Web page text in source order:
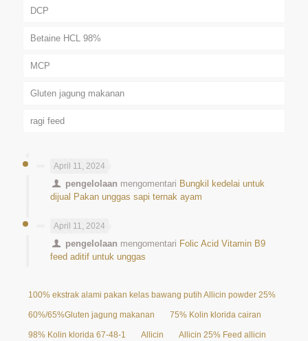
DCP
Betaine HCL 98%
MCP
Gluten jagung makanan
ragi feed
April 11, 2024
pengelolaan mengomentari Bungkil kedelai untuk
dijual Pakan unggas sapi ternak ayam
April 11, 2024
pengelolaan mengomentari Folic Acid Vitamin B9
feed aditif untuk unggas
100% ekstrak alami pakan kelas bawang putih Allicin powder 25%
60%/65%Gluten jagung makanan 75% Kolin klorida cairan
98% Kolin klorida 67-48-1 Allicin Allicin 25% Feed allicin